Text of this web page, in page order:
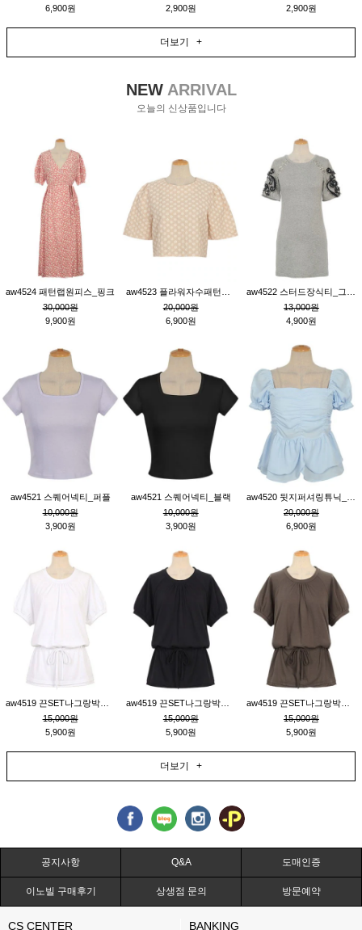
6,900원
2,900원
2,900원
더보기 +
NEWARRIVAL
오늘의 신상품입니다
aw4524 패턴랩원피스_핑크
30,000원
9,900원
20,000원
6,900원
13,000원
4,900원
aw4521 스퀘어넥티_퍼플
10,000원
3,900원
aw4521 스퀘어넥티_블랙
10,000원
3,900원
20,000원
6,900원
15,000원
5,900원
15,000원
5,900원
15,000원
5,900원
더보기 +
공지사항 Q&A 도매인증
이노빌 구매후기 상생점 문의 방문예약
CS CENTER BANKING